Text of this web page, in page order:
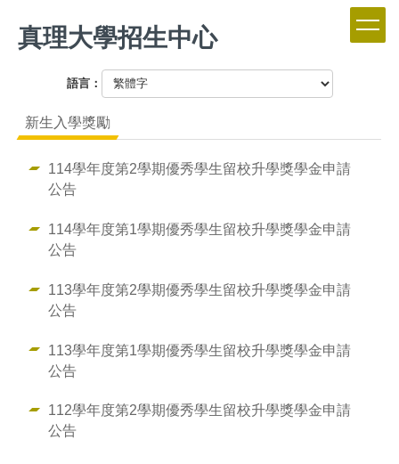
到
主真理大學招生中心
語言：
新生入學獎勵
114學年度第2學期優秀學生留校升學獎學金申請
公告
114學年度第1學期優秀學生留校升學獎學金申請
公告
113學年度第2學期優秀學生留校升學獎學金申請
公告
113學年度第1學期優秀學生留校升學獎學金申請
公告
112學年度第2學期優秀學生留校升學獎學金申請
公告